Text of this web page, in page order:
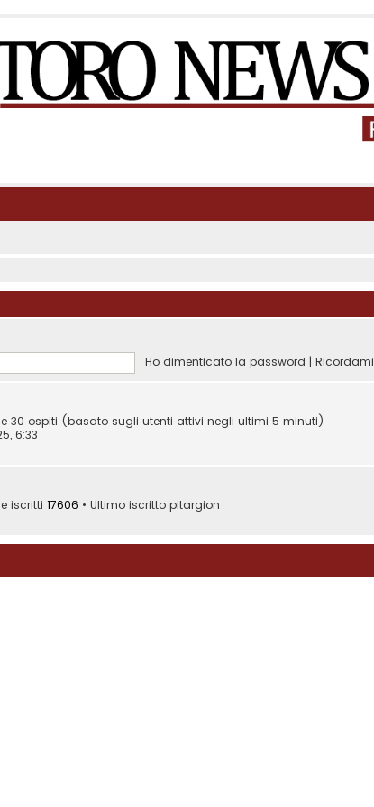
Ho dimenticato la password | Ricordami
30 ospiti (basato sugli utenti attivi negli ultimi 5 minuti)
6:33
iscritti 17606 • Ultimo iscritto pitargion